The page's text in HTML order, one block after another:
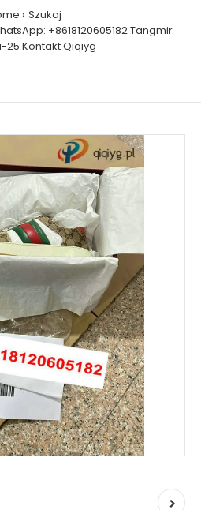
Szukaj
+8618120605182 Tangmir
25 Kontakt Qiqiyg